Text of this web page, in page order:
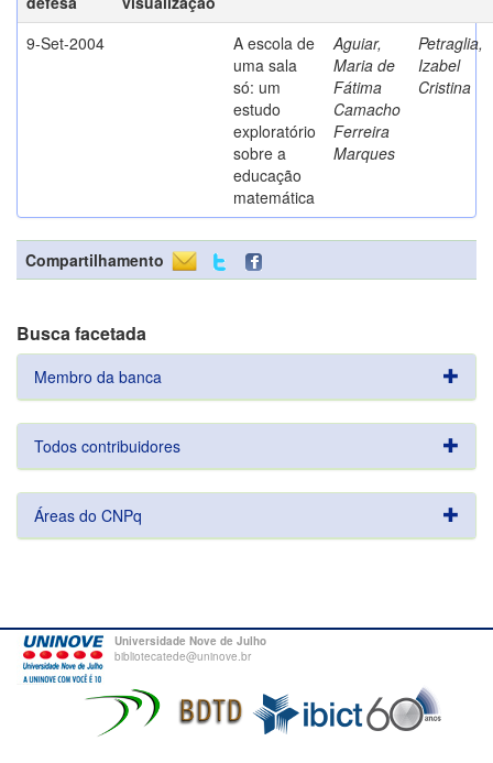
9-Set-2004
A escola de
uma sala
só: um
estudo
exploratório
sobre a
educação
matemática
Aguiar,
Maria de
Fátima
Camacho
Ferreira
Marques
Petraglia,
Izabel
Cristina
Compartilhamento
Busca facetada
Membro da banca
Todos contribuidores
Áreas do CNPq
Universidade Nove de Julho
bibliotecatede@uninove.br